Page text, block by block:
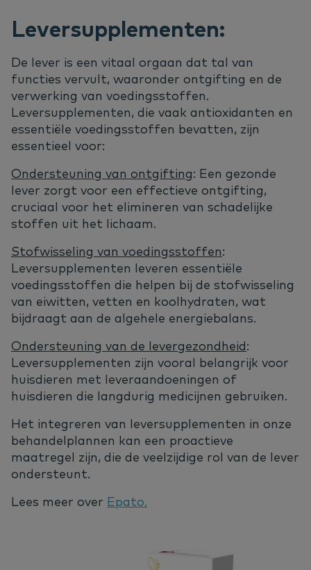
Leversupplementen:
De lever is een vitaal orgaan dat tal van
functies vervult, waaronder ontgifting en de
verwerking van voedingsstoffen.
Leversupplementen, die vaak antioxidanten en
essentiële voedingsstoffen bevatten, zijn
essentieel voor:
Ondersteuning van ontgifting: Een gezonde
lever zorgt voor een effectieve ontgifting,
cruciaal voor het elimineren van schadelijke
stoffen uit het lichaam.
Stofwisseling van voedingsstoffen:
Leversupplementen leveren essentiële
voedingsstoffen die helpen bij de stofwisseling
van eiwitten, vetten en koolhydraten, wat
bijdraagt aan de algehele energiebalans.
Ondersteuning van de levergezondheid:
Leversupplementen zijn vooral belangrijk voor
huisdieren met leveraandoeningen of
huisdieren die langdurig medicijnen gebruiken.
Het integreren van leversupplementen in onze
behandelplannen kan een proactieve
maatregel zijn, die de veelzijdige rol van de lever
ondersteunt.
Lees meer over Epato.